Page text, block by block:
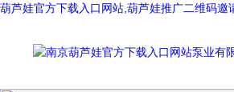
葫芦娃官方下载入口网站,葫芦娃推广二维码